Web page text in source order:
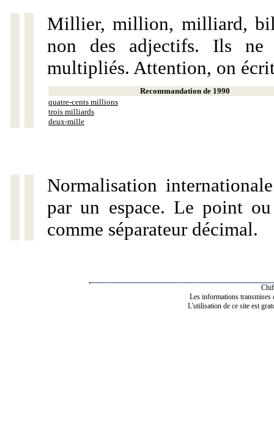
Millier, million, milliard,
non des adjectifs. Ils ne
multipliés. Attention, on
Recommandation de 1990
quatre-cents millions
trois milliards
deux-mille
Normalisation
par un espace. Le point
comme séparateur décimal.
Les informations transmises
L'utilisation de ce site est